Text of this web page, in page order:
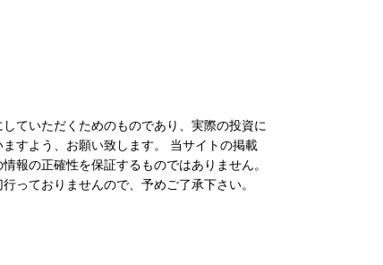
ていただくためのものであり、実際の投資に
すよう、お願い致します。 当サイトの掲載
報の正確性を保証するものではありません。
っておりませんので、予めご了承下さい。